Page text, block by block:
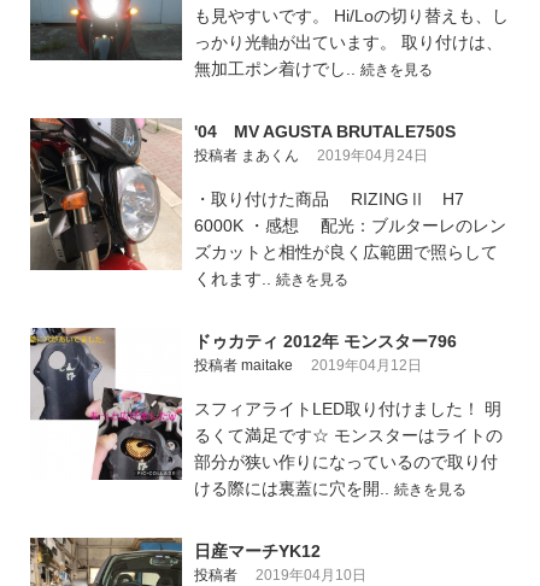
も見やすいです。 Hi/Loの切り替えも、し
っかり光軸が出ています。 取り付けは、
無加工ポン着けでし.. 続きを見る
'04 MV AGUSTA BRUTALE750S
投稿者 まあくん 2019年04月24日
・取り付けた商品 RIZINGⅡ H7
6000K ・感想 配光：ブルターレのレン
ズカットと相性が良く広範囲で照らして
くれます.. 続きを見る
ドゥカティ 2012年 モンスター796
投稿者 maitake 2019年04月12日
スフィアライトLED取り付けました！ 明
るくて満足です☆ モンスターはライトの
部分が狭い作りになっているので取り付
ける際には裏蓋に穴を開.. 続きを見る
日産マーチYK12
投稿者 2019年04月10日